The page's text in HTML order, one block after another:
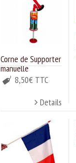
Corne de Supporter
manuelle
8,50€ TTC
Details